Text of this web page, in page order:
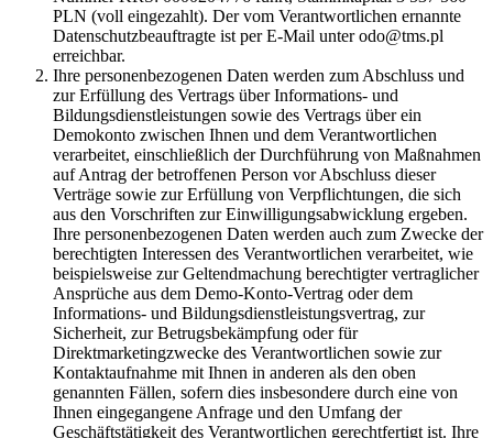
PLN (voll eingezahlt). Der vom Verantwortlichen ernannte
Datenschutzbeauftragte ist per E-Mail unter odo@tms.pl
erreichbar.
Ihre personenbezogenen Daten werden zum Abschluss und
zur Erfüllung des Vertrags über Informations- und
Bildungsdienstleistungen sowie des Vertrags über ein
Demokonto zwischen Ihnen und dem Verantwortlichen
verarbeitet, einschließlich der Durchführung von Maßnahmen
auf Antrag der betroffenen Person vor Abschluss dieser
Verträge sowie zur Erfüllung von Verpflichtungen, die sich
aus den Vorschriften zur Einwilligungsabwicklung ergeben.
Ihre personenbezogenen Daten werden auch zum Zwecke der
berechtigten Interessen des Verantwortlichen verarbeitet, wie
beispielsweise zur Geltendmachung berechtigter vertraglicher
Ansprüche aus dem Demo-Konto-Vertrag oder dem
Informations- und Bildungsdienstleistungsvertrag, zur
Sicherheit, zur Betrugsbekämpfung oder für
Direktmarketingzwecke des Verantwortlichen sowie zur
Kontaktaufnahme mit Ihnen in anderen als den oben
genannten Fällen, sofern dies insbesondere durch eine von
Ihnen eingegangene Anfrage und den Umfang der
Geschäftstätigkeit des Verantwortlichen gerechtfertigt ist. Ihre